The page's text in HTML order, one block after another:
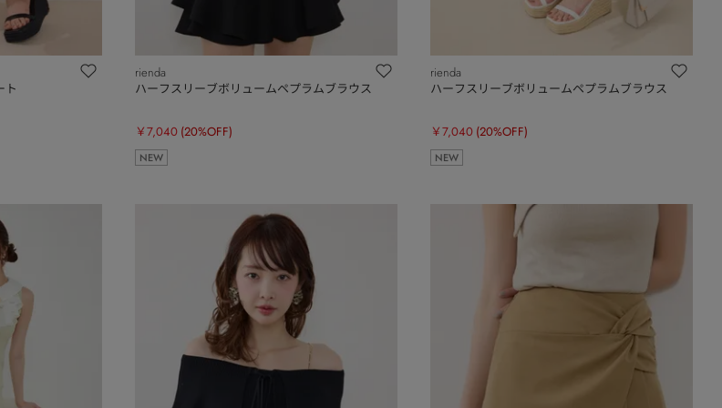
ト
rienda
ハーフスリーブボリュームペプラムブラウス
￥7,040 (20%OFF)
NEW
rienda
ハーフスリーブボリュームペプラムブラウス
￥7,040 (20%OFF)
NEW